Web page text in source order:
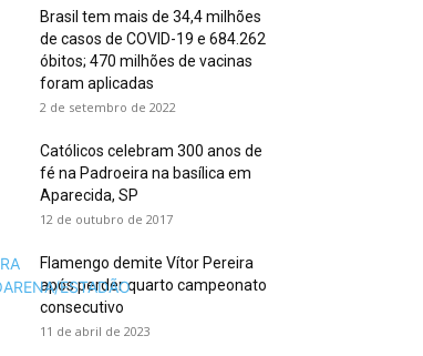
Brasil tem mais de 34,4 milhões
de casos de COVID-19 e 684.262
óbitos; 470 milhões de vacinas
foram aplicadas
2 de setembro de 2022
Católicos celebram 300 anos de
fé na Padroeira na basílica em
Aparecida, SP
12 de outubro de 2017
Flamengo demite Vítor Pereira
após perder quarto campeonato
consecutivo
11 de abril de 2023